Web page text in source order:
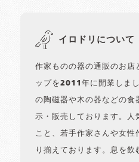
イロドリについて
作家ものの器の通販のお店
ップを2011年に開業しま
の陶磁器や木の器などの食
示・販売しております。人
こと、若手作家さんや女性
り揃えております。息を飲